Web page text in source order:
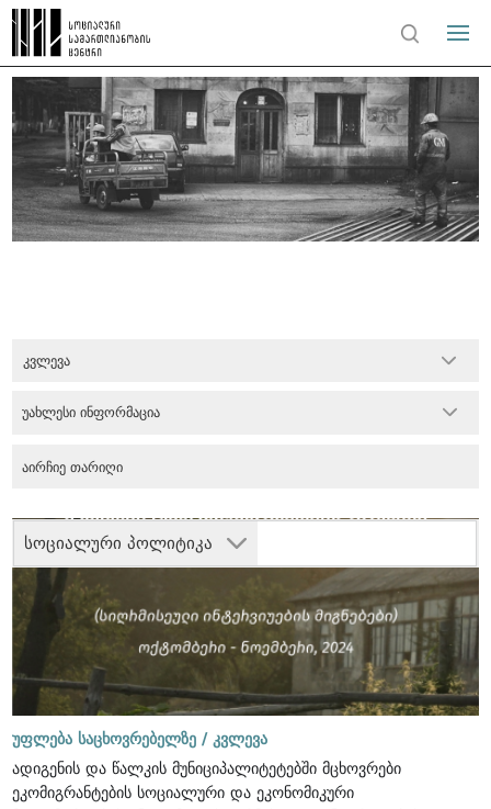
კვლევა
სოციალური პოლიტიკა
უახლესი ინფორმაცია
უფლება საცხოვრებელზე / კვლევა
ადიგენის და წალკის მუნიციპალიტეტებში მცხოვრები
ეკომიგრანტების სოციალური და ეკონომიკური